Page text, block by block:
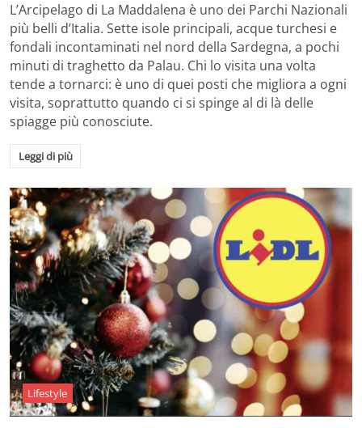
L’Arcipelago di La Maddalena è uno dei Parchi Nazionali
più belli d’Italia. Sette isole principali, acque turchesi e
fondali incontaminati nel nord della Sardegna, a pochi
minuti di traghetto da Palau. Chi lo visita una volta
tende a tornarci: è uno di quei posti che migliora a ogni
visita, soprattutto quando ci si spinge al di là delle
spiagge più conosciute.
Leggi di più
Lifestyle